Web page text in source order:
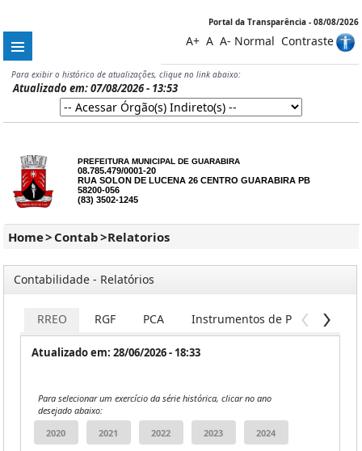
Portal da Transparência - 08/08/2026
A+ A A- Normal Contraste
Para exibir o histórico de atualizações, clique no link abaixo:
Atualizado em: 07/08/2026 - 13:53
PREFEITURA MUNICIPAL DE GUARABIRA
08.785.479/0001-20
RUA SOLON DE LUCENA 26 CENTRO GUARABIRA PB
58200-056
(83) 3502-1245
Home> Contab>Relatorios
Contabilidade - Relatórios
RREO RGF PCA Instrumentos de Planejamento
Atualizado em: 28/06/2026 - 18:33
Para selecionar um exercício da série histórica, clicar no ano
desejado abaixo: